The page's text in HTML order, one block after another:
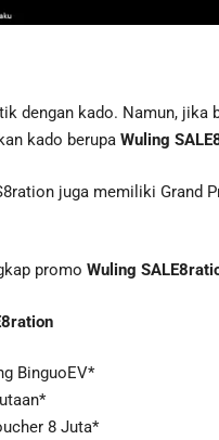
dengan kado. Namun, jika
kado berupa Wuling
juga memiliki Grand
promo Wuling
BinguoEV*
8 Juta*